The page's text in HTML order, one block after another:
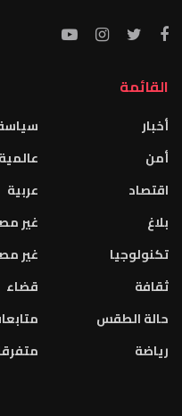
القائمة
أخبار
أمن
اقتصاد
بلاغ
تكنولوجيا
ثقافة
حالة الطقس
رياضة
عالمية
عربية
غير
غير
قضاء